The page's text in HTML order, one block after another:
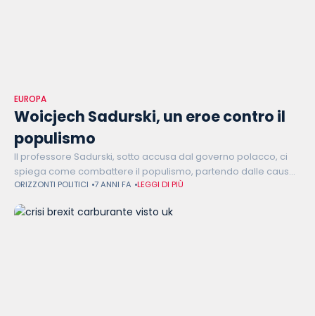
EUROPA
Woicjech Sadurski, un eroe contro il
populismo
Il professore Sadurski, sotto accusa dal governo polacco, ci
spiega come combattere il populismo, partendo dalle cause
che lo generano. Lo psicologo Sigmund Freud, analizzando il
comportamento delle masse, nel
ORIZZONTI POLITICI 7 ANNI FA LEGGI DI PIÙ